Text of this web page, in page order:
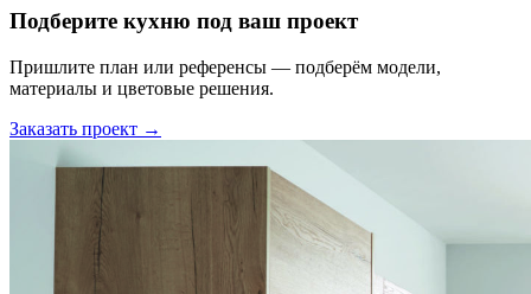
Подберите кухню под ваш проект
Пришлите план или референсы — подберём модели,
материалы и цветовые решения.
Заказать проект →